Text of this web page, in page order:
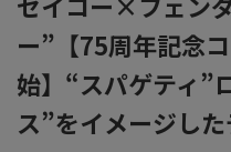
ー”【75周年記念
始】“スパゲティ”
ス”をイメージし